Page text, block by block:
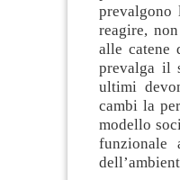
prevalgono
reagire,
alle catene
prevalga il
ultimi
cambi la
modello
funzionale